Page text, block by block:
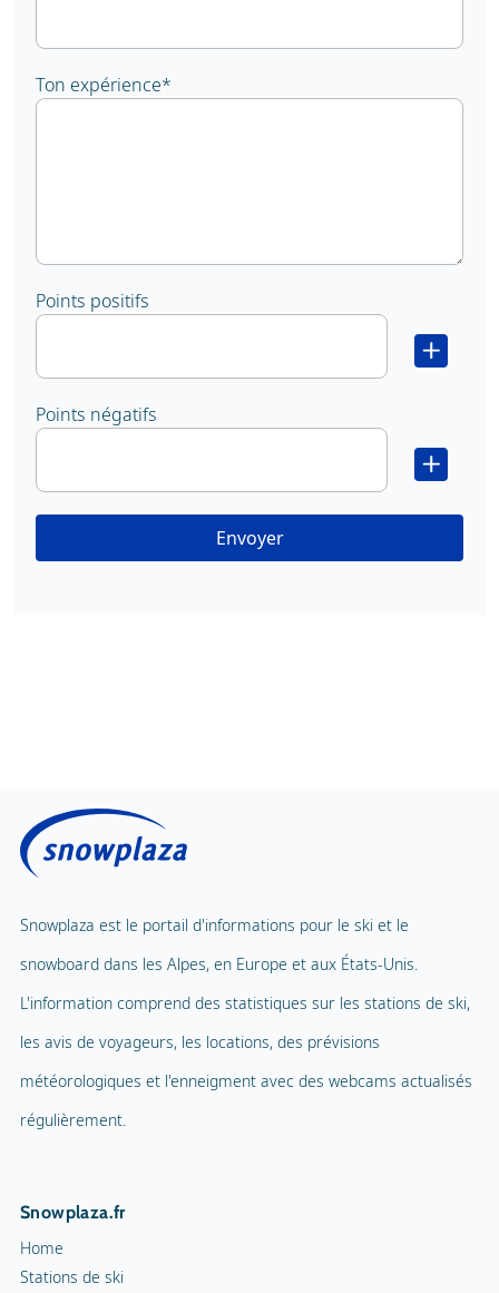
Ton expérience*
Points positifs
Points négatifs
Envoyer
Snowplaza est le portail d'informations pour le ski et le
snowboard dans les Alpes, en Europe et aux États-Unis.
L'information comprend des statistiques sur les stations de ski,
les avis de voyageurs, les locations, des prévisions
météorologiques et l'enneigment avec des webcams actualisés
régulièrement.
Snowplaza.fr
Home
Stations de ski